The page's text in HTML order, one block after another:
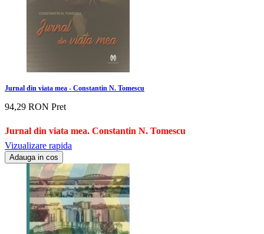
Jurnal din viata mea - Constantin N. Tomescu
94,29 RON Pret
Jurnal din viata mea. Constantin N. Tomescu
Vizualizare rapida
Adauga in cos